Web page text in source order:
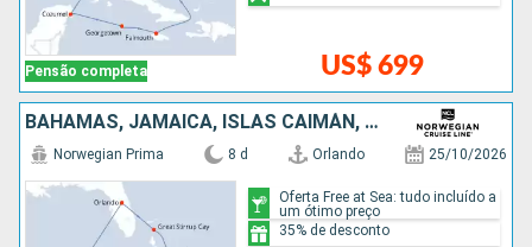
Pensão completa US$ 699
BAHAMAS, JAMAICA, ISLAS CAIMÁN, MÉXICO, ESTADOS UNIDOS
Norwegian Prima 8 d Orlando 25/10/2026
Oferta Free at Sea: tudo incluído a
um ótimo preço
35% de desconto